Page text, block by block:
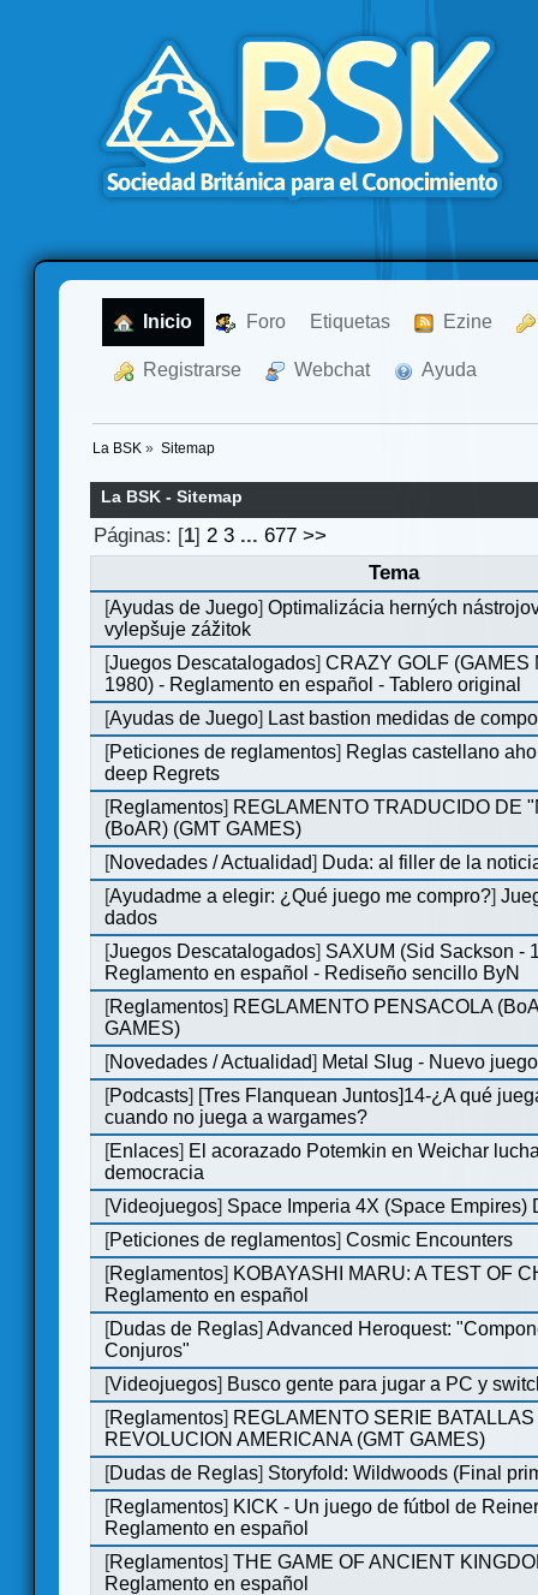
Inicio Foro Etiquetas Ezine
Registrarse Webchat Ayuda
La BSK » Sitemap
La BSK - Sitemap
Páginas: [1]2 3 ...677 >>
Tema
[Ayudas de Juego]Optimalizácia herných
vylepšuje zážitok
[Juegos Descatalogados]CRAZY GOLF (GAMES
1980) - Reglamento en español - Tablero original
[Ayudas de Juego] Last bastion medidas de
[Peticiones de reglamentos] Reglas castellano
deep Regrets
[Reglamentos] REGLAMENTO TRADUCIDO DE
(BoAR) (GMT GAMES)
[Novedades / Actualidad] Duda: al filler de la
[Ayudadme a elegir: ¿Qué juego me compro?]
dados
[Juegos Descatalogados] SAXUM (Sid Sackson -
Reglamento en español - Rediseño sencillo ByN
[Reglamentos] REGLAMENTO PENSACOLA
GAMES)
[Novedades / Actualidad] Metal Slug - Nuevo
[Podcasts] [Tres Flanquean Juntos]14-¿A qué
cuando no juega a wargames?
[Enlaces] El acorazado Potemkin en Weichar
democracia
[Videojuegos] Space Imperia 4X (Space Empires)
[Peticiones de reglamentos]Cosmic Encounters
[Reglamentos] KOBAYASHI MARU: A TEST OF
Reglamento en español
[Dudas de Reglas]Advanced Heroquest:
Conjuros"
[Videojuegos] Busco gente para jugar a PC y
[Reglamentos] REGLAMENTO SERIE
REVOLUCION AMERICANA (GMT GAMES)
[Dudas de Reglas] Storyfold: Wildwoods (Final
[Reglamentos] KICK - Un juego de fútbol de
Reglamento en español
[Reglamentos]THE GAME OF ANCIENT
Reglamento en español